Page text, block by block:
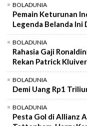
BOLADUNIA
Pemain Keturunan
Legenda Belanda Ini
BOLADUNIA
Rahasia Gaji
Rekan Patrick
BOLADUNIA
Demi Uang Rp1
BOLADUNIA
Pesta Gol di Allianz